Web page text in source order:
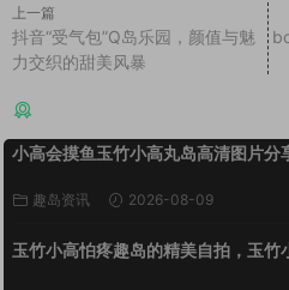
上一篇
抖音“受气包”Q岛乐园，颜值与魅
力交织的甜美风暴
小高会摸鱼玉竹小高丸岛高清图片分
趣岛资讯 2026-08-09
玉竹小高怕疼趣岛的精美自拍，玉竹